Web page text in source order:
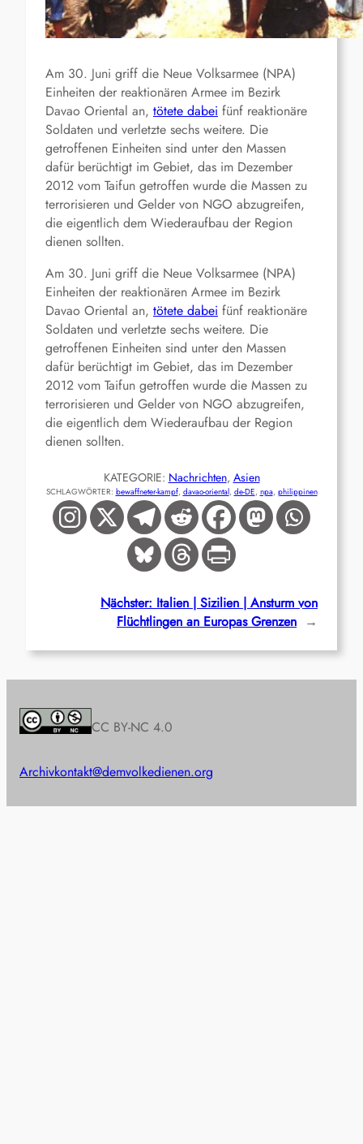
Am 30. Juni griff die Neue Volksarmee (NPA)
Einheiten der reaktionären Armee im Bezirk
Davao Oriental an, tötete dabei fünf reaktionäre
Soldaten und verletzte sechs weitere. Die
getroffenen Einheiten sind unter den Massen
dafür berüchtigt im Gebiet, das im Dezember
2012 vom Taifun getroffen wurde die Massen zu
terrorisieren und Gelder von NGO abzugreifen,
die eigentlich dem Wiederaufbau der Region
dienen sollten.
Am 30. Juni griff die Neue Volksarmee (NPA)
Einheiten der reaktionären Armee im Bezirk
Davao Oriental an, tötete dabei fünf reaktionäre
Soldaten und verletzte sechs weitere. Die
getroffenen Einheiten sind unter den Massen
dafür berüchtigt im Gebiet, das im Dezember
2012 vom Taifun getroffen wurde die Massen zu
terrorisieren und Gelder von NGO abzugreifen,
die eigentlich dem Wiederaufbau der Region
dienen sollten.
KATEGORIE: Nachrichten, Asien
SCHLAGWÖRTER: bewaffneter-kampf, davao-oriental, de-DE, npa, philippinen
Nächster: Italien | Sizilien | Ansturm von
Flüchtlingen an Europas Grenzen →
CC BY-NC 4.0
Archivkontakt@demvolkedienen.org